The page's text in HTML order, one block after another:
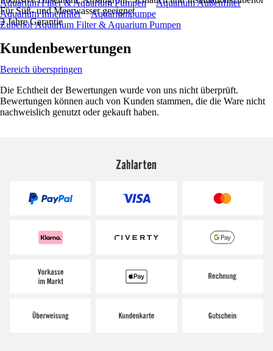
Für Süß- und Meerwasser geeignet
2 Jahre Garantie
Aquarium Filter & Aquarium Pumpen
Aquarium Außenfilter
Aquarium Innenfilter
Aquariumpumpe
Zubehör Aquarium Filter & Aquarium Pumpen
Kundenbewertungen
Bereich überspringen
Die Echtheit der Bewertungen wurde von uns nicht überprüft.
Bewertungen können auch von Kunden stammen, die die Ware nicht
nachweislich genutzt oder gekauft haben.
Zahlarten